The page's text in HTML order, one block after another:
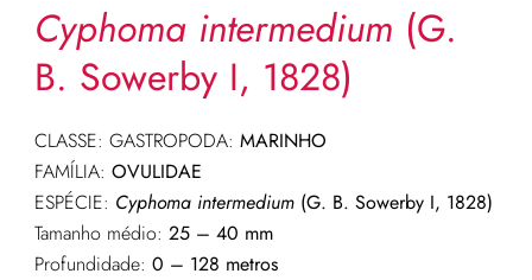
Cyphoma intermedium (G.
B. Sowerby I, 1828)
CLASSE: GASTROPODA: MARINHO
FAMÍLIA: OVULIDAE
ESPÉCIE: Cyphoma intermedium(G. B. Sowerby I, 1828)
Tamanho médio: 25 – 40 mm
Profundidade: 0 – 128 metros